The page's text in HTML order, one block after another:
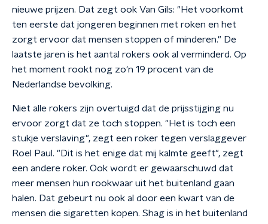
nieuwe prijzen. Dat zegt ook Van Gils: "Het voorkomt
ten eerste dat jongeren beginnen met roken en het
zorgt ervoor dat mensen stoppen of minderen." De
laatste jaren is het aantal rokers ook al verminderd. Op
het moment rookt nog zo'n 19 procent van de
Nederlandse bevolking.
Niet alle rokers zijn overtuigd dat de prijsstijging nu
ervoor zorgt dat ze toch stoppen. "Het is toch een
stukje verslaving", zegt een roker tegen verslaggever
Roel Paul. "Dit is het enige dat mij kalmte geeft", zegt
een andere roker. Ook wordt er gewaarschuwd dat
meer mensen hun rookwaar uit het buitenland gaan
halen. Dat gebeurt nu ook al door een kwart van de
mensen die sigaretten kopen. Shag is in het buitenland